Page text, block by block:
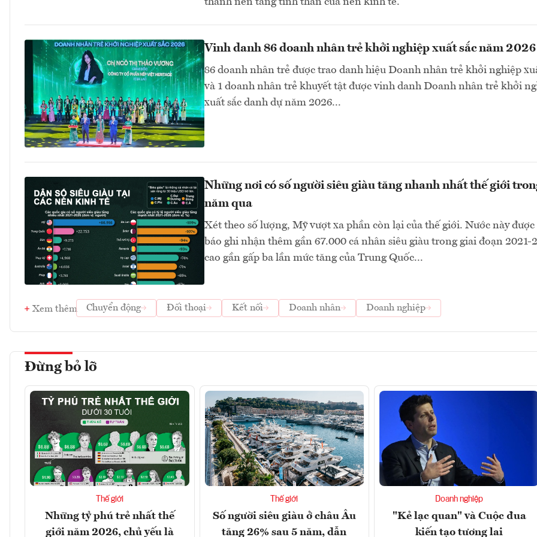
Vinh danh 86 doanh nhân trẻ khởi nghiệp xuất sắc năm 2026
86 doanh nhân trẻ được trao danh hiệu Doanh nhân trẻ khởi nghiệp
và 1 doanh nhân trẻ khuyết tật được vinh danh Doanh nhân trẻ khởi
xuất sắc danh dự năm 2026...
Những nơi có số người siêu giàu tăng nhanh nhất thế giới
năm qua
Xét theo số lượng, Mỹ vượt xa phần còn lại của thế giới. Nước này được
báo ghi nhận thêm gần 67.000 cá nhân siêu giàu trong giai đoạn 2021-
cao gần gấp ba lần mức tăng của Trung Quốc...
Xem thêm Chuyển động Đối thoại Kết nối Doanh nhân Doanh nghiệp
Đừng bỏ lỡ
Thế giới
Những tỷ phú trẻ nhất thế
giới năm 2026, chủ yếu là
Thế giới
Số người siêu giàu ở châu Âu
tăng 26% sau 5 năm, dẫn
Doanh nghiệp
"Kẻ lạc quan" và Cuộc đua
kiến tạo tương lai